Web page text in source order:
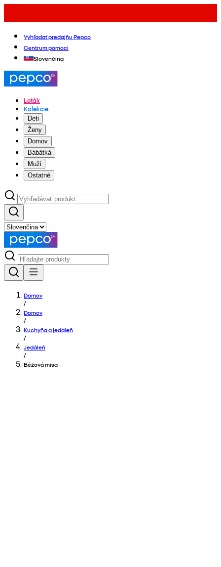
Vyhľadať predajňu Pepco
Centrum pomoci
Slovenčina
Leták
Kolekcie
Deti
Ženy
Domov
Bábätká
Muži
Ostatné
Domov
/
Domov
/
Kuchyňa a jedáleň
/
Jedáleň
/
Béžová misa